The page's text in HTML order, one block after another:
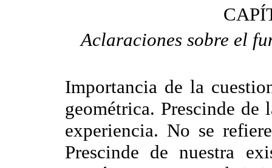
Aclaraciones sobre el
Importancia de la
geométrica. Prescinde
experiencia. No se
Prescinde de nuestra